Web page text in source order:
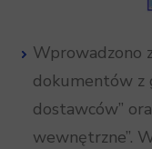
Wprowadzono
dokumentów z
dostawców”
wewnętrzne”.